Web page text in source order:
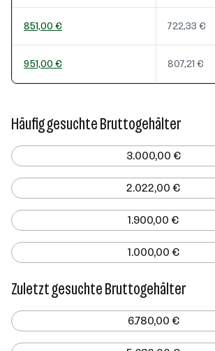
851,00 € 722,33 €
951,00 € 807,21 €
Häufig gesuchte Bruttogehälter
3.000,00 €
2.022,00 €
1.900,00 €
1.000,00 €
Zuletzt gesuchte Bruttogehälter
6.780,00 €